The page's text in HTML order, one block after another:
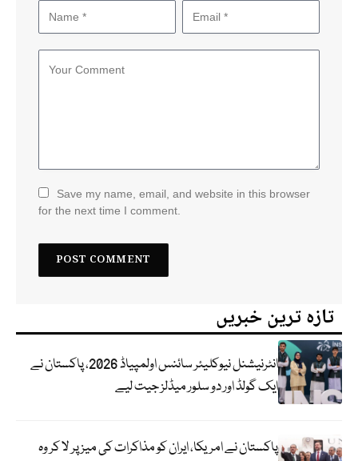
Save my name, email, and website in this browser
for the next time I comment.
تازہ ترین خبریں
انٹرنیشنل نیوکلیئر سائنس اولمپیاڈ 2026، پاکستان نے
ایک گولڈ اور دو سلور میڈلز جیت لیے
پاکستان نے امریکا، ایران کو مذاکرات کی میز پر لا کر وہ